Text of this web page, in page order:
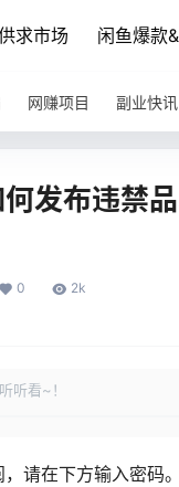
求市场 闲鱼爆款
网赚项目 副业快讯
发布违禁
0 2k
听看~！
请在下方输入密码。